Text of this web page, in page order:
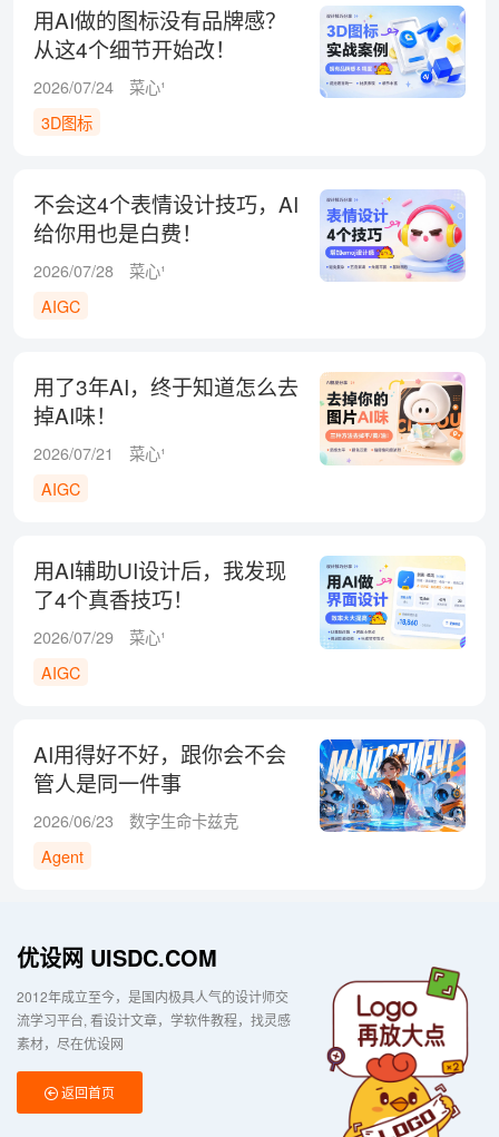
用AI做的图标没有品牌感？
从这4个细节开始改！
2026/07/24
菜心¹
3D图标
不会这4个表情设计技巧，AI
给你用也是白费！
2026/07/28
菜心¹
AIGC
用了3年AI，终于知道怎么去
掉AI味！
2026/07/21
菜心¹
AIGC
用AI辅助UI设计后，我发现
了4个真香技巧！
2026/07/29
菜心¹
AIGC
AI用得好不好，跟你会不会
管人是同一件事
2026/06/23
数字生命卡兹克
Agent
优设网 UISDC.COM
2012年成立至今，是国内极具人气的设计师交
流学习平台 看设计文章，学软件教程，找灵感
素材，尽在优设网
返回首页